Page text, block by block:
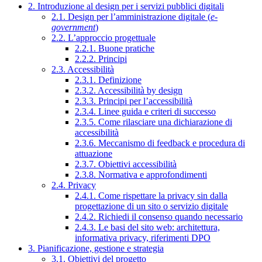
2. Introduzione al design per i servizi pubblici digitali
2.1. Design per l’amministrazione digitale (e-
government)
2.2. L’approccio progettuale
2.2.1. Buone pratiche
2.2.2. Principi
2.3. Accessibilità
2.3.1. Definizione
2.3.2. Accessibilità by design
2.3.3. Principi per l’accessibilità
2.3.4. Linee guida e criteri di successo
2.3.5. Come rilasciare una dichiarazione di
accessibilità
2.3.6. Meccanismo di feedback e procedura di
attuazione
2.3.7. Obiettivi accessibilità
2.3.8. Normativa e approfondimenti
2.4. Privacy
2.4.1. Come rispettare la privacy sin dalla
progettazione di un sito o servizio digitale
2.4.2. Richiedi il consenso quando necessario
2.4.3. Le basi del sito web: architettura,
informativa privacy, riferimenti DPO
3. Pianificazione, gestione e strategia
3.1. Obiettivi del progetto